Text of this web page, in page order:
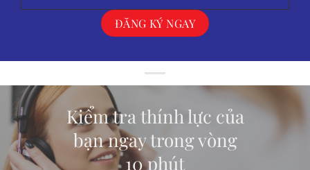
Kiểm tra thính lực của
bạn ngay trong vòng
10 phút